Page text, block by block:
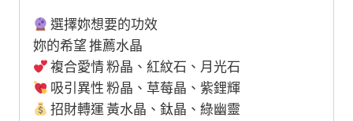
選擇妳想要的功效
妳的希望 推薦水晶
複合愛情 粉晶、紅紋石、月光石
吸引異性 粉晶、草莓晶、紫鋰輝
招財轉運 黃水晶、鈦晶、綠幽靈